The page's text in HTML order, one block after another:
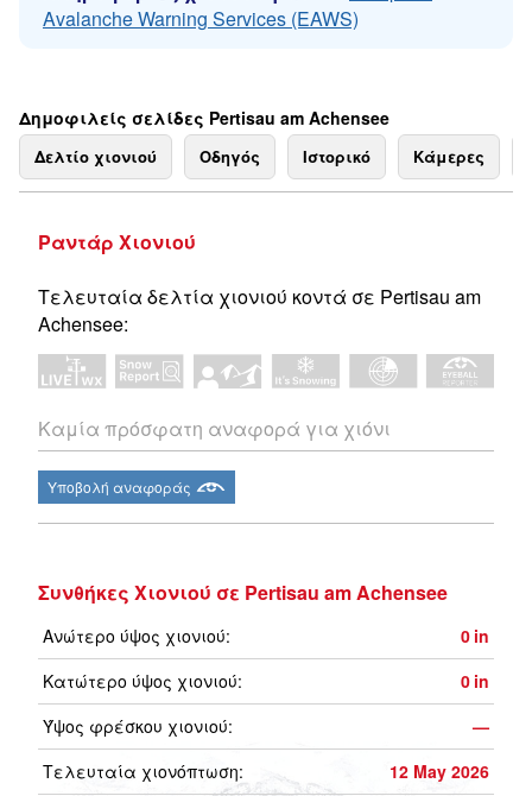
Avalanche Warning Services (EAWS)
Δημοφιλείς σελίδες Pertisau am Achensee
Δελτίο χιονιού Οδηγός Ιστορικό Κάμερες
Ραντάρ Χιονιού
Τελευταία δελτία χιονιού κοντά σε Pertisau am
Achensee:
Καμία πρόσφατη αναφορά για χιόνι
Υποβολή αναφοράς
Συνθήκες Χιονιού σε Pertisau am Achensee
Ανώτερο ύψος χιονιού: 0 in
Κατώτερο ύψος χιονιού:
0 in
Ύψος φρέσκου χιονιού:
—
Τελευταία χιονόπτωση:
12 May 2026